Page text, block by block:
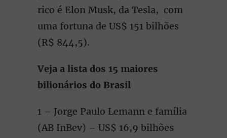
rico é Elon Musk, da Tesla, com
uma fortuna de US$ 151 bilhões
(R$ 844,5).
Veja a lista dos 15 maiores
bilionários do Brasil
1 – Jorge Paulo Lemann e família
(AB InBev) – US$ 16,9 bilhões